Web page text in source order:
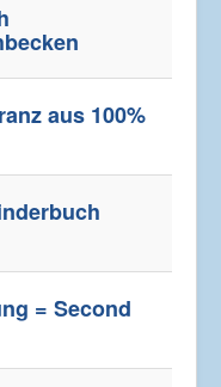
aus 100%
= Second